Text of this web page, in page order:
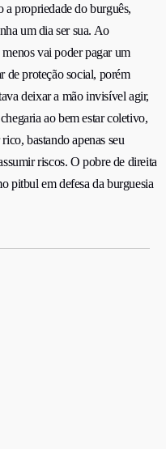
a propriedade do burguês,
um dia ser sua. Ao
vai poder pagar um
de proteção social, porém
deixar a mão invisível agir,
ao bem estar coletivo,
bastando apenas seu
riscos. O pobre de direita
pitbul em defesa da burguesia